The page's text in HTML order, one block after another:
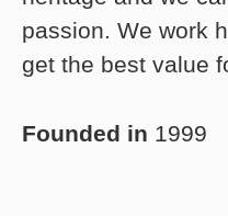
passion. We work
get the best value
Founded in 1999